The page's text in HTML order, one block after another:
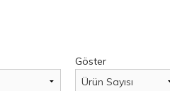
Göster